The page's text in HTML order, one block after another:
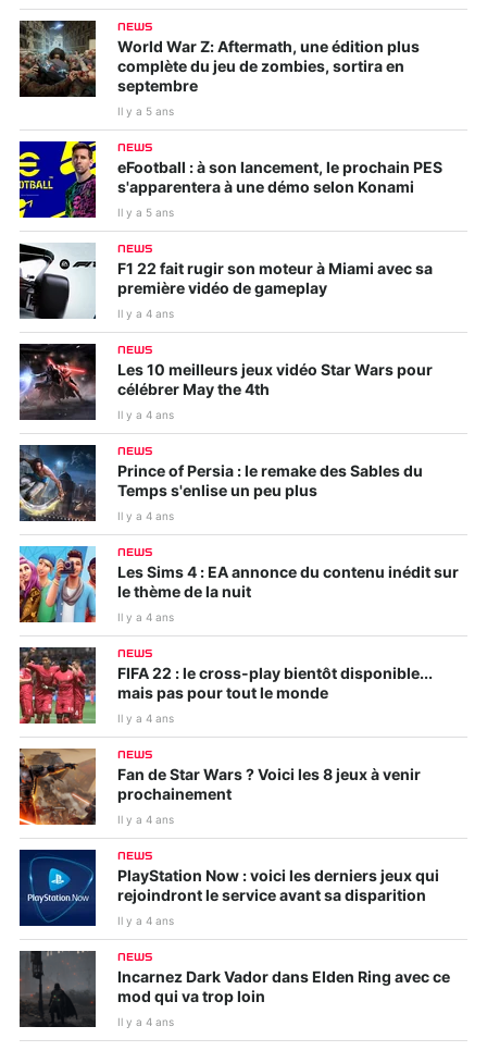
NEWS
World War Z: Aftermath, une édition plus
complète du jeu de zombies, sortira en
septembre
Il y a 5 ans
NEWS
eFootball : à son lancement, le prochain PES
s'apparentera à une démo selon Konami
Il y a 5 ans
NEWS
F1 22 fait rugir son moteur à Miami avec sa
première vidéo de gameplay
Il y a 4 ans
NEWS
Les 10 meilleurs jeux vidéo Star Wars pour
célébrer May the 4th
Il y a 4 ans
NEWS
Prince of Persia : le remake des Sables du
Temps s'enlise un peu plus
Il y a 4 ans
NEWS
Les Sims 4 : EA annonce du contenu inédit sur
le thème de la nuit
Il y a 4 ans
NEWS
FIFA 22 : le cross-play bientôt disponible...
mais pas pour tout le monde
Il y a 4 ans
NEWS
Fan de Star Wars ? Voici les 8 jeux à venir
prochainement
Il y a 4 ans
NEWS
PlayStation Now : voici les derniers jeux qui
rejoindront le service avant sa disparition
Il y a 4 ans
NEWS
Incarnez Dark Vador dans Elden Ring avec ce
mod qui va trop loin
Il y a 4 ans